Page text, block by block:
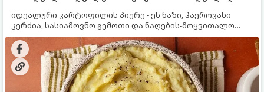
იდეალური კარტოფილის პიურე - ეს ნაზი, ჰაეროვანი
კერძია, სასიამოვნო გემოთი და ნაღების-მოყვითალო
ფერით. მისი მომზადება ძალიან მარტივია, მაგრამ
არსებობს რამდენიმე საიდუმლო, რომლებიც უნდა
იცოდეთ, რომ პიურე იდეალურად გემრიელი გამოვიდეს.